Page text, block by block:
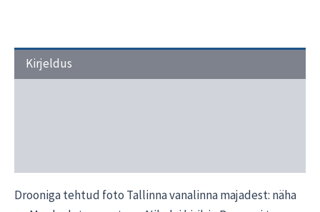
Kirjeldus
Drooniga tehtud foto Tallinna vanalinna majadest: näha